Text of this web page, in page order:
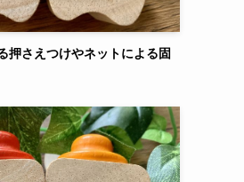
押さえつけやネットによる固